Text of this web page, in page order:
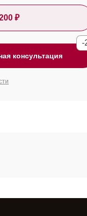
₽
консультация
-